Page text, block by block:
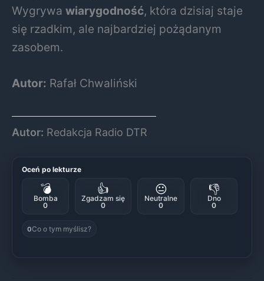
Wygrywa wiarygodność, która dzisiaj staje
się rzadkim, ale najbardziej pożądanym
zasobem.
Autor: Rafał Chwaliński
Autor: Redakcja Radio DTR
Oceń po lekturze
💣
Bomba
0
👍
Zgadzam się
0
😐
Neutralne
0
👎
Dno
0
0Co o tym myślisz?